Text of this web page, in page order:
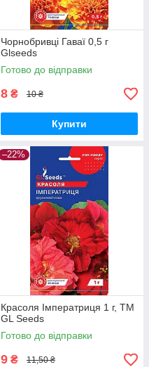
Чорнобривці Гаваї 0,5 г
Glseeds
Готово до відправки
8 ₴ 10 ₴
Купити
–22%
Красоля Імператриця 1 г, TM
GL Seeds
Готово до відправки
9 ₴ 11,50 ₴